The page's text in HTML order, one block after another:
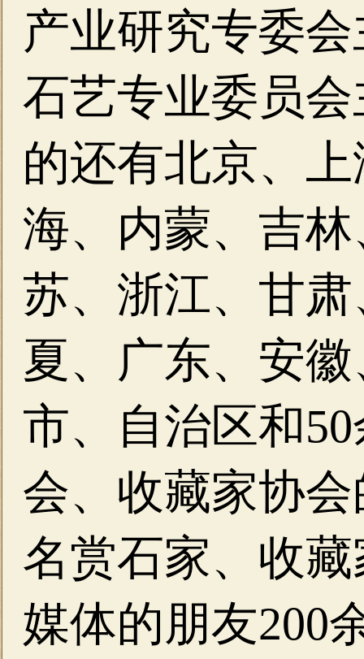
产业研究专委
石艺专业委员
的还有北京、
海、内蒙、吉
苏、浙江、甘
夏、广东、安
市、自治区和
会、收藏家协
名赏石家、收
媒体的朋友200